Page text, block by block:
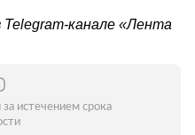
канале «Лента
истечением срока